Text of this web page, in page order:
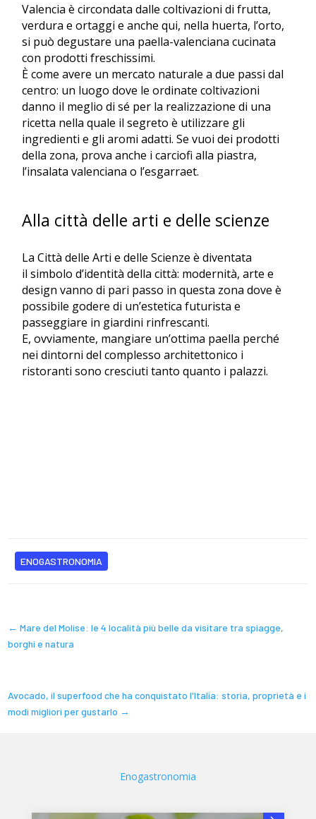
Valencia è circondata dalle coltivazioni di frutta,
verdura e ortaggi e anche qui, nella huerta, l’orto,
si può degustare una paella-valenciana cucinata
con prodotti freschissimi.
È come avere un mercato naturale a due passi dal
centro: un luogo dove le ordinate coltivazioni
danno il meglio di sé per la realizzazione di una
ricetta nella quale il segreto è utilizzare gli
ingredienti e gli aromi adatti. Se vuoi dei prodotti
della zona, prova anche i carciofi alla piastra,
l’insalata valenciana o l’esgarraet.
Alla città delle arti e delle scienze
La Città delle Arti e delle Scienze è diventata
il simbolo d’identità della città: modernità, arte e
design vanno di pari passo in questa zona dove è
possibile godere di un’estetica futurista e
passeggiare in giardini rinfrescanti.
E, ovviamente, mangiare un’ottima paella perché
nei dintorni del complesso architettonico i
ristoranti sono cresciuti tanto quanto i palazzi.
ENOGASTRONOMIA
←Mare del Molise: le 4 località più belle da visitare tra spiagge,
borghi e natura
Avocado, il superfood che ha conquistato l'Italia: storia, proprietà e i
modi migliori per gustarlo →
Enogastronomia